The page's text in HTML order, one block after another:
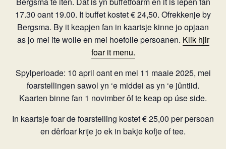
17.30 oant 19.00. It buffet kostet € 24,50. Ofrekkenje by
Bergsma. By it keapjen fan in kaartsje kinne jo opjaan
as jo mei ite wolle en mei hoefolle persoanen. Klik hjir
foar it menu.
Spylperioade: 10 april oant en mei 11 maaie 2025, mei
foarstellingen sawol yn ‘e middei as yn ‘e jûntiid.
Kaarten binne fan 1 novimber ôf te keap op úse side.
In kaartsje foar de foarstelling kostet € 25,00 per persoan
en dêrfoar krije jo ek in bakje kofje of tee.